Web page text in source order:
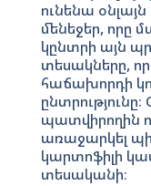
ունենա
մենեջեր, որը
կընտրի այն
տեսակները,
հաճախորդի
պատվիրողին
առաջարկել
կարտոֆիլի
տեսականի։